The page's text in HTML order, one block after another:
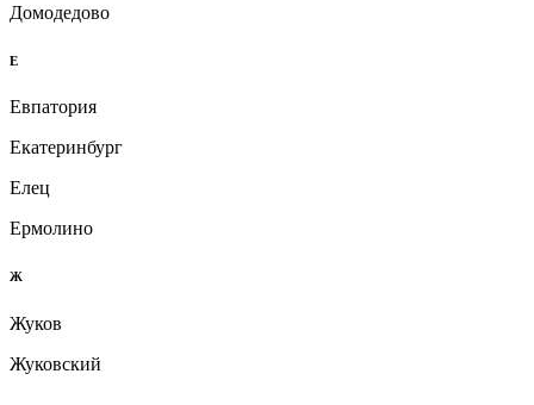
Домодедово
Е
Евпатория
Екатеринбург
Елец
Ермолино
Ж
Жуков
Жуковский